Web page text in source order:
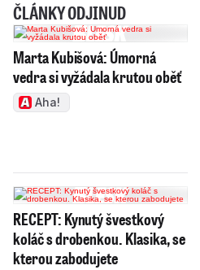
ČLÁNKY ODJINUD
Marta Kubišová: Úmorná
vedra si vyžádala krutou oběť
Aha!
RECEPT: Kynutý švestkový
koláč s drobenkou. Klasika, se
kterou zabodujete